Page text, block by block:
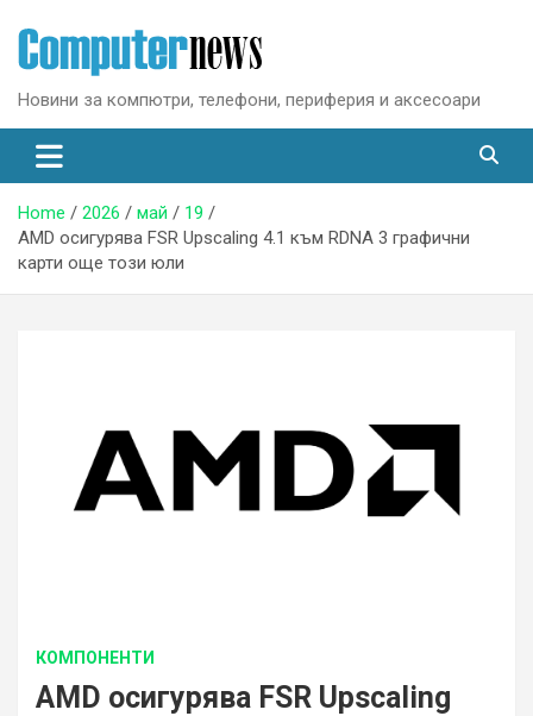
content
Новини за компютри, телефони, периферия и аксесоари
Home 2026 май
19
AMD осигурява FSR Upscaling 4.1 към RDNA 3 графични
карти още този юли
КОМПОНЕНТИ
AMD осигурява FSR Upscaling